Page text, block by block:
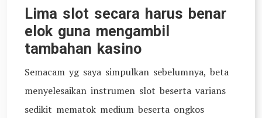
Lima slot secara harus benar
elok guna mengambil
tambahan kasino
Semacam yg saya simpulkan sebelumnya, beta
menyelesaikan instrumen slot beserta varians
sedikit mematok medium beserta ongkos